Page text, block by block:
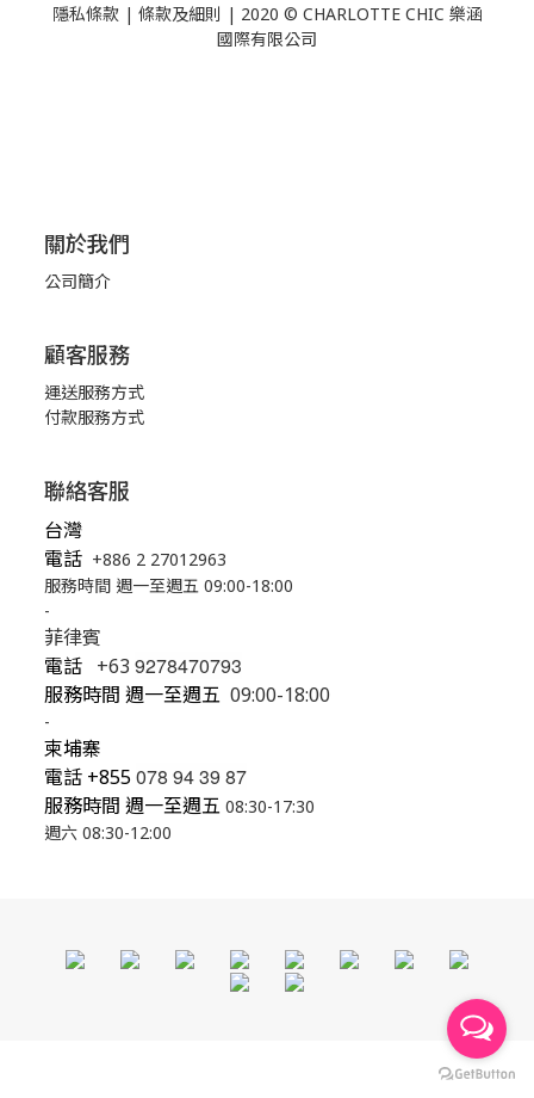
隱私條款| 條款及細則 | 2020 © CHARLOTTE CHIC 樂涵
國際有限公司
關於我們
公司簡介
顧客服務
運送服務方式
付款服務方式
聯絡客服
台灣
電話 +886 2 27012963
服務時間 週一至週五 09:00-18:00
-
菲律賓
電話 +63 9278470793
服務時間 週一至週五 09:00-18:00
-
柬埔寨
電話 +855078 94 39 87
服務時間 週一至週五 08:30-17:30
週六 08:30-12:00